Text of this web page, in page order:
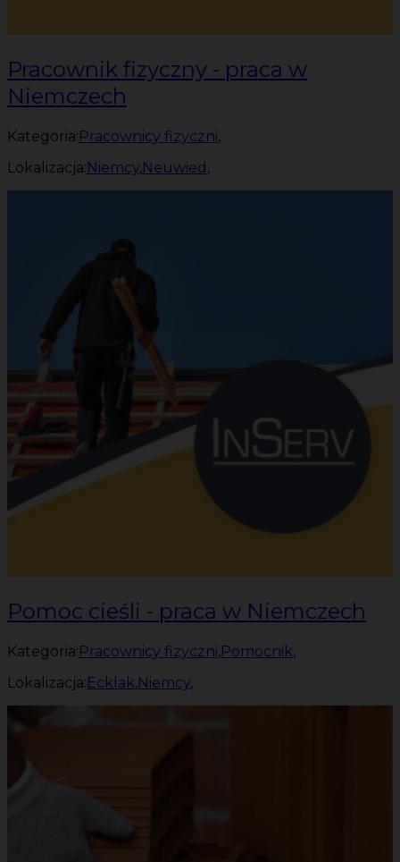
Pracownik fizyczny - praca w
Niemczech
Kategoria:Pracownicy fizyczni,
Lokalizacja:Niemcy,Neuwied ,
Pomoc cieśli - praca w Niemczech
Kategoria:Pracownicy fizyczni,Pomocnik,
Lokalizacja:Ecklak,Niemcy,